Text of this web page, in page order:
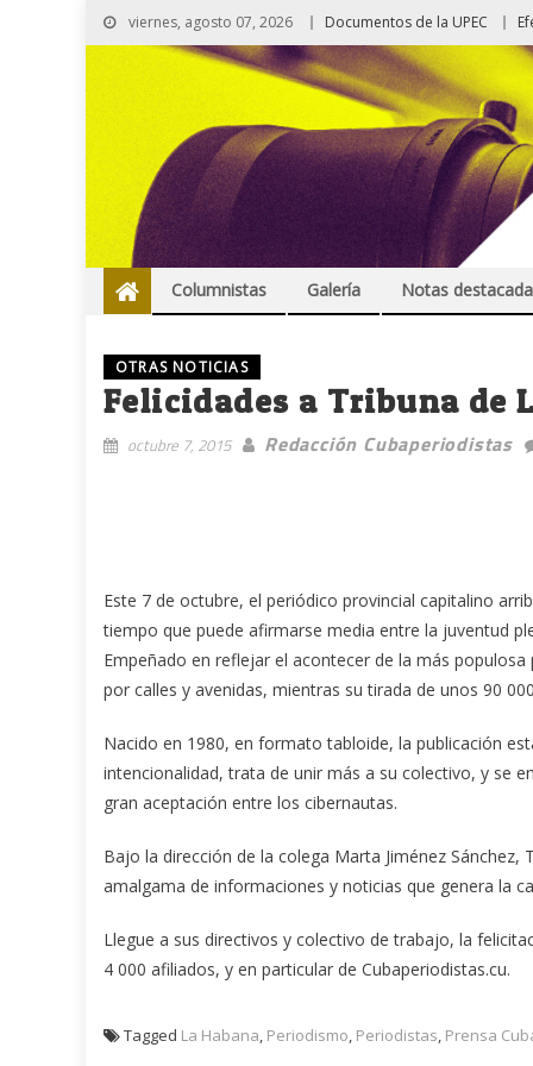
viernes, agosto 07, 2026 Documentos de la UPEC
Columnistas Galería Notas
OTRAS NOTICIAS
Felicidades a Tribuna de
octubre 7, 2015 Redacción Cubaperiodistas
Este 7 de octubre, el periódico provincial capitalino
tiempo que puede afirmarse media entre la juventud
Empeñado en reflejar el acontecer de la más
por calles y avenidas, mientras su tirada de unos 90
Nacido en 1980, en formato tabloide, la publicación
intencionalidad, trata de unir más a su colectivo, y se
gran aceptación entre los cibernautas.
Bajo la dirección de la colega Marta Jiménez
amalgama de informaciones y noticias que genera la
Llegue a sus directivos y colectivo de trabajo, la
4 000 afiliados, y en particular de Cubaperiodistas.cu.
Tagged La Habana, Periodismo, Periodistas, Prensa